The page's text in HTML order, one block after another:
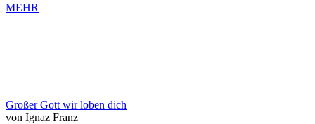
MEHR
Großer Gott wir loben dich
von Ignaz Franz